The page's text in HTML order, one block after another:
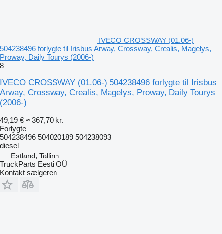
IVECO CROSSWAY (01.06-)
504238496 forlygte til Irisbus Arway, Crossway, Crealis, Magelys,
Proway, Daily Tourys (2006-)
8
IVECO CROSSWAY (01.06-) 504238496 forlygte til Irisbus
Arway, Crossway, Crealis, Magelys, Proway, Daily Tourys
(2006-)
49,19 € ≈ 367,70 kr.
Forlygte
504238496 504020189 504238093
diesel
Estland, Tallinn
TruckParts Eesti OÜ
Kontakt sælgeren